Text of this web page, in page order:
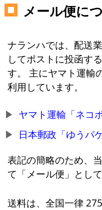
メール便に
ナランハでは、配送
してポストに投函す
す。 主にヤマト運輸
利用しています。
ヤマト運輸「ネコ
日本郵政「ゆうパ
表記の簡略のため、
て「メール便」とし
送料は、全国一律 275